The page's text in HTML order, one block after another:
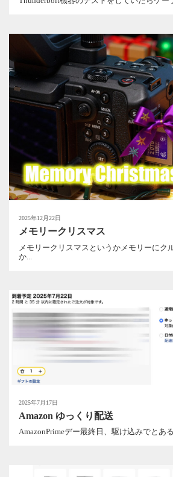
2025年12月22日
メモリークリスマス
メモリークリスマスというかメモリーにク
か...
2025年7月17日
Amazon ゆっくり配送
AmazonPrimeデー最終日、駆け込みでとあ